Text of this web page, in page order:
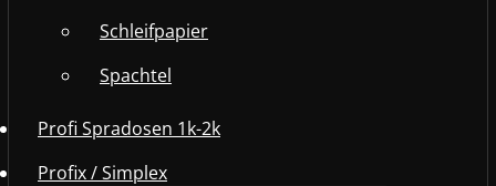
Schleifpapier
Spachtel
Profi Spradosen 1k-2k
Profix / Simplex